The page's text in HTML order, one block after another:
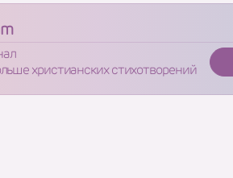
христианских стихотворений